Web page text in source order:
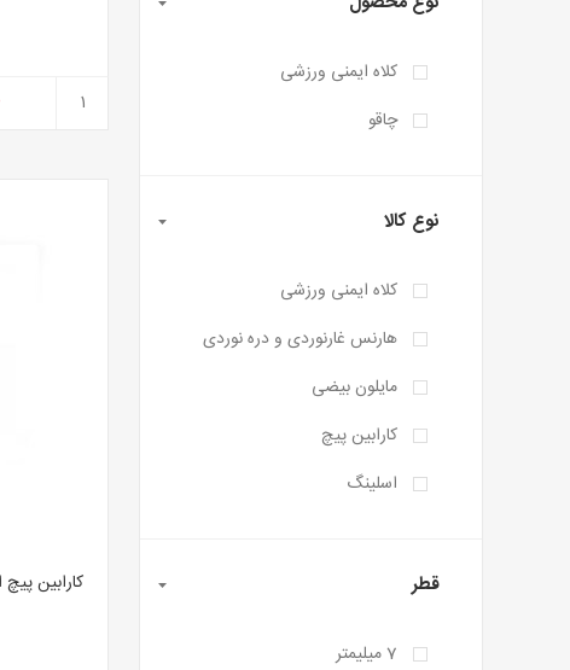
کلاه ایمنی ورزشی
چاقو
نوع کالا
کلاه ایمنی ورزشی
هارنس غارنوردی و دره نوردی
مایلون بیضی
کارابین پیچ
اسلینگ
قطر
7 میلیمتر